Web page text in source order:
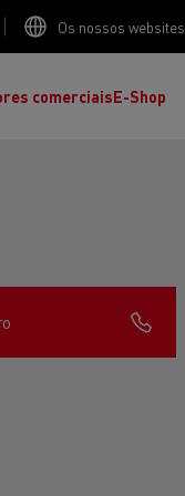
Os nossos websites
comerciaisE-Shop